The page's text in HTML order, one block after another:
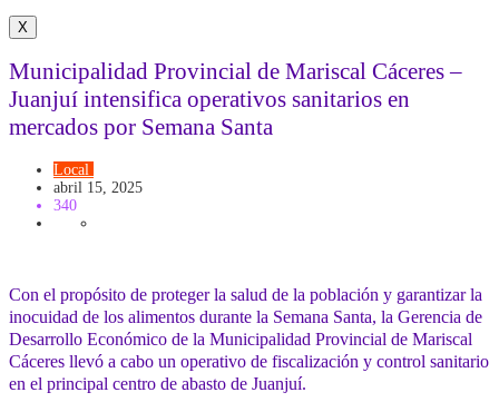
X
Municipalidad Provincial de Mariscal Cáceres –
Juanjuí intensifica operativos sanitarios en
mercados por Semana Santa
Local
abril 15, 2025
340
Con el propósito de proteger la salud de la población y garantizar la
inocuidad de los alimentos durante la Semana Santa, la Gerencia de
Desarrollo Económico de la Municipalidad Provincial de Mariscal
Cáceres llevó a cabo un operativo de fiscalización y control sanitario
en el principal centro de abasto de Juanjuí.